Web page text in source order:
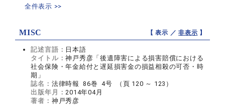
全件表示 >>
MISC 【 表示 ／非表示 】
記述言語： 日本語
タイトル：神戸秀彦「後遺障害による損害賠償における
社会保険・年金給付と遅延損害金の損益相殺の可否・時
期」
誌名： 法律時報 86巻 4号 （頁 120 ～ 123）
出版年月：2014年04月
著者： 神戸秀彦